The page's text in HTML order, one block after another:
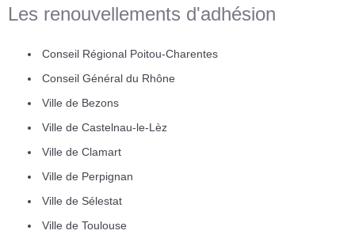
Les renouvellements d'adhésion
Conseil Régional Poitou-Charentes
Conseil Général du Rhône
Ville de Bezons
Ville de Castelnau-le-Lèz
Ville de Clamart
Ville de Perpignan
Ville de Sélestat
Ville de Toulouse